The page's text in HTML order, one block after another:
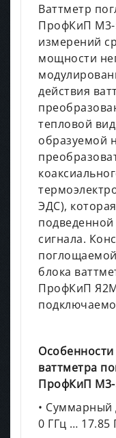
Ваттметр
ПрофКиП М3-
измерений
мощности
действия
тепловой
образуемой
ЭДС),
сигнала.
блока
ПрофКиП
ваттметра
ПрофКиП М3-
• Суммарный
0 ГГц … 17.85